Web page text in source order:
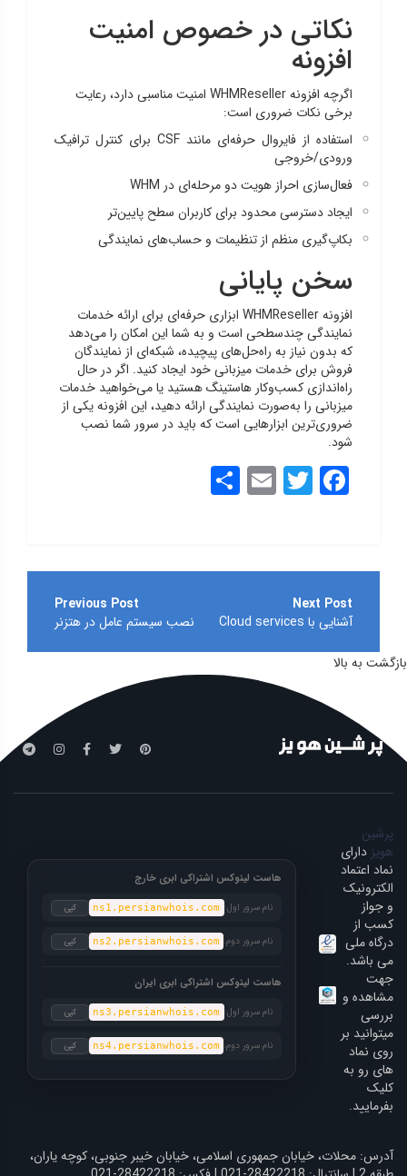
نکاتی در خصوص امنیت
افزونه
اگرچه افزونه WHMReseller امنیت مناسبی دارد، رعایت
برخی نکات ضروری است:
استفاده از فایروال حرفه‌ای مانند CSF برای کنترل ترافیک
ورودی/خروجی
فعال‌سازی احراز هویت دو مرحله‌ای در WHM
ایجاد دسترسی محدود برای کاربران سطح پایین‌تر
بکاپ‌گیری منظم از تنظیمات و حساب‌های نمایندگی
سخن پایانی
افزونه WHMReseller ابزاری حرفه‌ای برای ارائه خدمات
نمایندگی چندسطحی است و به شما این امکان را می‌دهد
که بدون نیاز به راه‌حل‌های پیچیده، شبکه‌ای از نمایندگان
فروش برای خدمات میزبانی خود ایجاد کنید. اگر در حال
راه‌اندازی کسب‌وکار هاستینگ هستید یا می‌خواهید خدمات
میزبانی را به‌صورت نمایندگی ارائه دهید، این افزونه یکی از
ضروری‌ترین ابزارهایی است که باید در سرور شما نصب
شود.
Facebook
Twitter
Email
راهبری
نوشته نصب سیستم عامل در هتزنر آشنایی با Cloud services
بازگشت به بالا
پرشین
هویز دارای
نماد اعتماد
الکترونیک
و جواز
کسب از
درگاه ملی
می باشد.
جهت
مشاهده و
بررسی
میتوانید بر
روی نماد
های رو به
کلیک
بفرمایید.
هاست لینوکس اشتراکی ابری خارج
نام سرور اول: ns1.persianwhois.com کپی
نام سرور دوم: ns2.persianwhois.com کپی
هاست لینوکس اشتراکی ابری ایران
نام سرور اول: ns3.persianwhois.com کپی
نام سرور دوم: ns4.persianwhois.com کپی
آدرس: محلات، خیابان جمهوری اسلامی، خیابان خیبر جنوبی، کوچه یاران،